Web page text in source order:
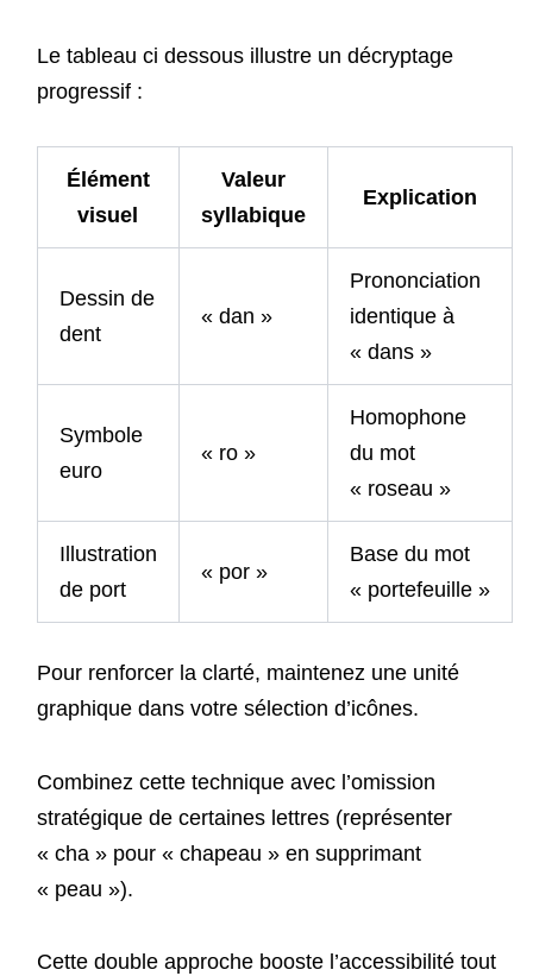
Le tableau ci dessous illustre un décryptage
progressif :
Élément
visuel
Valeur
syllabique
Explication
Dessin de
dent
« dan »
Prononciation
identique à
« dans »
Symbole
euro
« ro »
Homophone
du mot
« roseau »
Illustration
de port
« por »
Base du mot
« portefeuille »
Pour renforcer la clarté, maintenez une unité
graphique dans votre sélection d’icônes.
Combinez cette technique avec l’omission
stratégique de certaines lettres (représenter
« cha » pour « chapeau » en supprimant
« peau »).
Cette double approche booste l’accessibilité tout